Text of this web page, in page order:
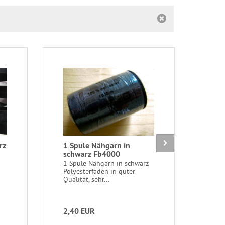
1 Spule Nähgarn in
schwarz Fb4000
1 Spule Nähgarn in schwarz
Polyesterfaden in guter
Qualität, sehr...
2,40 EUR